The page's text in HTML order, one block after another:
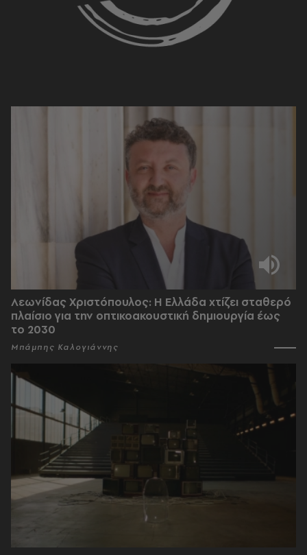
Λεωνίδας Χριστόπουλος: Η Ελλάδα χτίζει σταθερό
πλαίσιο για την οπτικοακουστική δημιουργία έως
το 2030
Μπάμπης Καλογιάννης